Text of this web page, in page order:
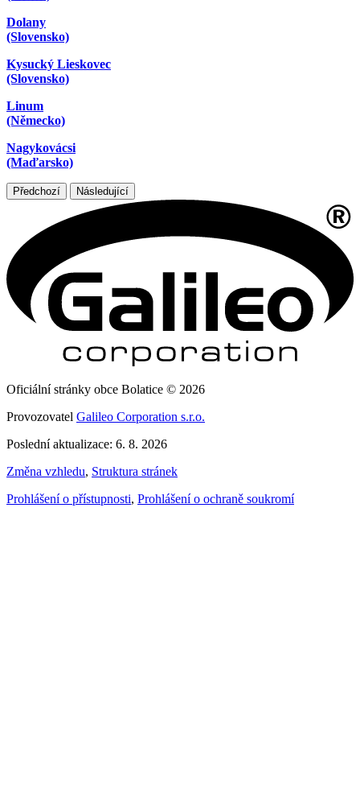
Dolany
(Slovensko)
Kysucký Lieskovec
(Slovensko)
Linum
(Německo)
Nagykovácsi
(Maďarsko)
Předchozí Následující
Oficiální stránky obce Bolatice © 2026
Provozovatel Galileo Corporation s.r.o.
Poslední aktualizace: 6. 8. 2026
Změna vzhledu, Struktura stránek
Prohlášení o přístupnosti, Prohlášení o ochraně soukromí